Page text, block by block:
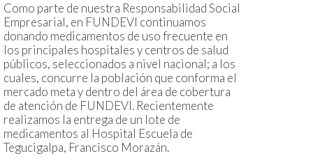
Como parte de nuestra Responsabilidad Social
Empresarial, en FUNDEVI continuamos
donando medicamentos de uso frecuente en
los principales hospitales y centros de salud
públicos, seleccionados a nivel nacional; a los
cuales, concurre la población que conforma el
mercado meta y dentro del área de cobertura
de atención de FUNDEVI. Recientemente
realizamos la entrega de un lote de
medicamentos al Hospital Escuela de
Tegucigalpa, Francisco Morazán.